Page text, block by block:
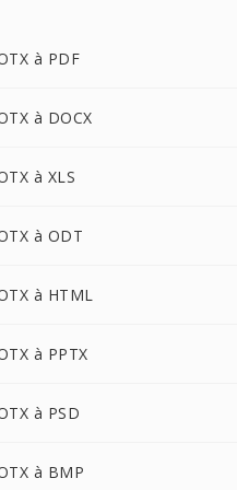
à PDF
à DOCX
à XLS
à ODT
à HTML
à PPTX
à PSD
à BMP